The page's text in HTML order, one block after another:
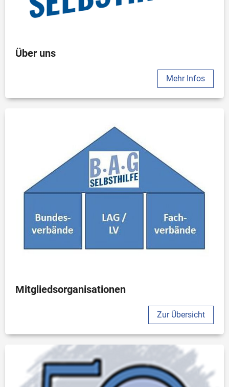
Über uns
Mehr Infos
Mitgliedsorganisationen
Zur Übersicht